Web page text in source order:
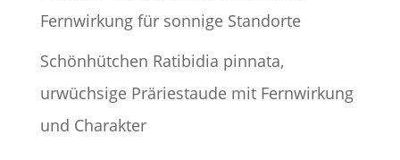
Fernwirkung für sonnige Standorte
Schönhütchen Ratibidia pinnata,
urwüchsige Präriestaude mit Fernwirkung
und Charakter